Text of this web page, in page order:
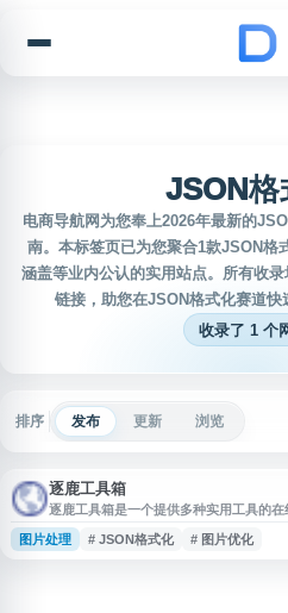
JSON格
电商导航网为您奉上2026年最新的
南。本标签页已为您聚合1款JSON格
涵盖等业内公认的实用站点。所有收
链接，助您在JSON格式化赛道快
收录了 1 个
排序 发布 更新 浏览
逐鹿工具箱
逐鹿工具箱是一个提供多种实用工具的
该站点整合了文件处理、数据转换、开发
完成各类操作任务。网站界面简洁，工具
图片处理 # JSON格式化 # 图片优化